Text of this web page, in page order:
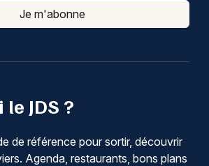
JDS ?
de référence pour sortir, découvrir
Agenda, restaurants, bons plans
Je m'abonne